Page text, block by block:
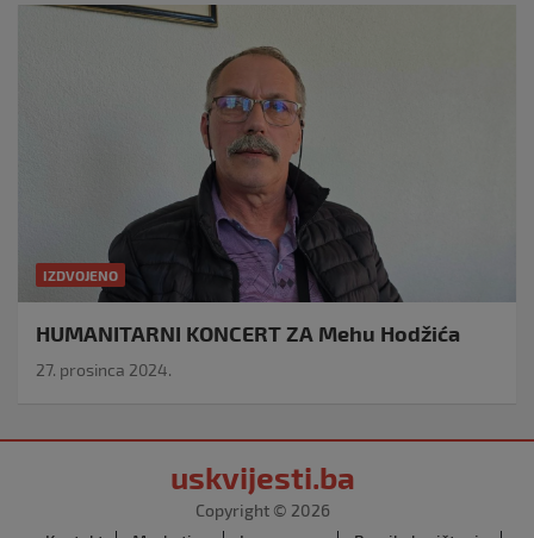
IZDVOJENO
HUMANITARNI KONCERT ZA Mehu Hodžića
27. prosinca 2024.
uskvijesti.ba
Copyright © 2026